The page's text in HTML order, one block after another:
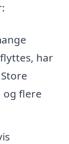
har
flere